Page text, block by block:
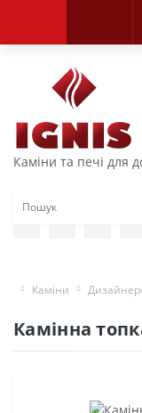
Каміни та печі для
Каміни
Камінна